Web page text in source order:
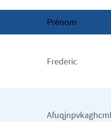
Prénom
Frederic